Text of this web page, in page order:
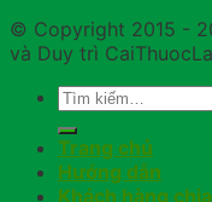
© Copyright 2015 -
và Duy trì
Trang chủ
Hướng dẫn
Khách hàng